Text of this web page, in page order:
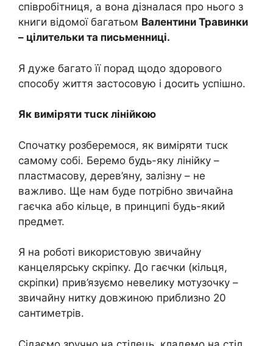
співробітниця, а вона дізналася про нього з
книги відомої багатьом Валентини Травинки
– цілительки та письменниці.
Я дуже багато її порад щодо здорового
способу життя застосовую і досить успішно.
Як виміряти тuск лінійкою
Спочатку розберемося, як виміряти тuск
самому собі. Беремо будь-яку лінійку –
пластмасову, дерев’яну, залізну – не
важливо. Ще нам буде потрібно звичайна
гаєчка або кільце, в принципі будь-який
предмет.
Я на роботі використовую звичайну
канцелярську скріпку. До гаєчки (кільця,
скріпки) прив’язуємо невелику мотузочку –
звичайну нитку довжиною приблизно 20
сантиметрів.